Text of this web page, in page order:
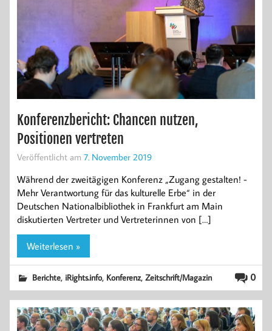
Konferenzbericht: Chancen nutzen,
Positionen vertreten
Veröffentlicht am 7. November 2019
Während der zweitägigen Konferenz „Zugang gestalten! -
Mehr Verantwortung für das kulturelle Erbe“ in der
Deutschen Nationalbibliothek in Frankfurt am Main
diskutierten Vertreter und Vertreterinnen von […]
Weiterlesen »
0
Berichte, iRights.info, Konferenz,Zeitschrift/Magazin